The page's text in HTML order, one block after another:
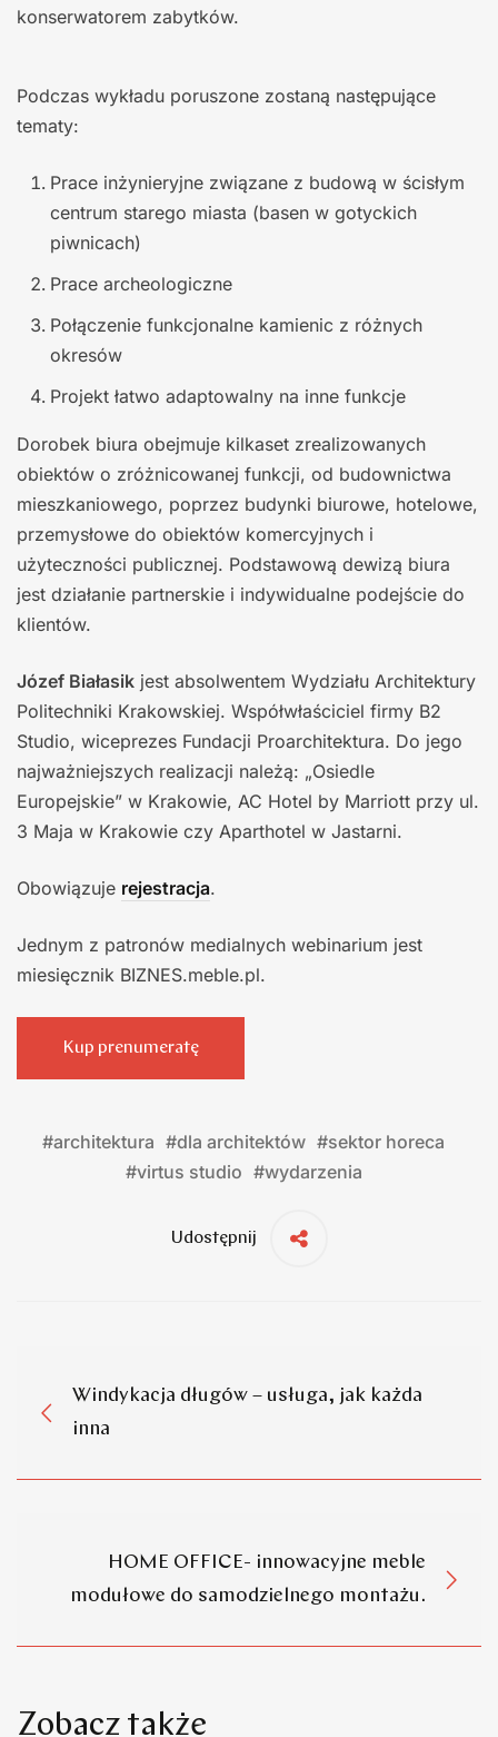
konserwatorem zabytków.
Podczas wykładu poruszone zostaną następujące
tematy:
Prace inżynieryjne związane z budową w ścisłym
centrum starego miasta (basen w gotyckich
piwnicach)
Prace archeologiczne
Połączenie funkcjonalne kamienic z różnych
okresów
Projekt łatwo adaptowalny na inne funkcje
Dorobek biura obejmuje kilkaset zrealizowanych
obiektów o zróżnicowanej funkcji, od budownictwa
mieszkaniowego, poprzez budynki biurowe, hotelowe,
przemysłowe do obiektów komercyjnych i
użyteczności publicznej. Podstawową dewizą biura
jest działanie partnerskie i indywidualne podejście do
klientów.
Józef Białasik jest absolwentem Wydziału Architektury
Politechniki Krakowskiej. Współwłaściciel firmy B2
Studio, wiceprezes Fundacji Proarchitektura. Do jego
najważniejszych realizacji należą: „Osiedle
Europejskie” w Krakowie, AC Hotel by Marriott przy ul.
3 Maja w Krakowie czy Aparthotel w Jastarni.
Obowiązuje rejestracja.
Jednym z patronów medialnych webinarium jest
miesięcznik BIZNES.meble.pl.
Kup prenumeratę
#architektura #dla architektów #sektor horeca
#virtus studio #wydarzenia
Udostępnij
Windykacja długów – usługa, jak każda
inna
HOME OFFICE- innowacyjne meble
modułowe do samodzielnego montażu.
Zobacz także